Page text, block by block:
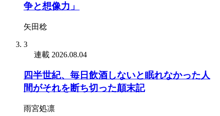
争と想像力」
矢田稔
3
連載 2026.08.04
四半世紀、毎日飲酒しないと眠れなかった人
間がそれを断ち切った顛末記
雨宮処凛